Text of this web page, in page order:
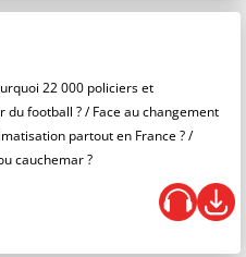
22 000 policiers et
football ? / Face au changement
partout en France ? /
cauchemar ?